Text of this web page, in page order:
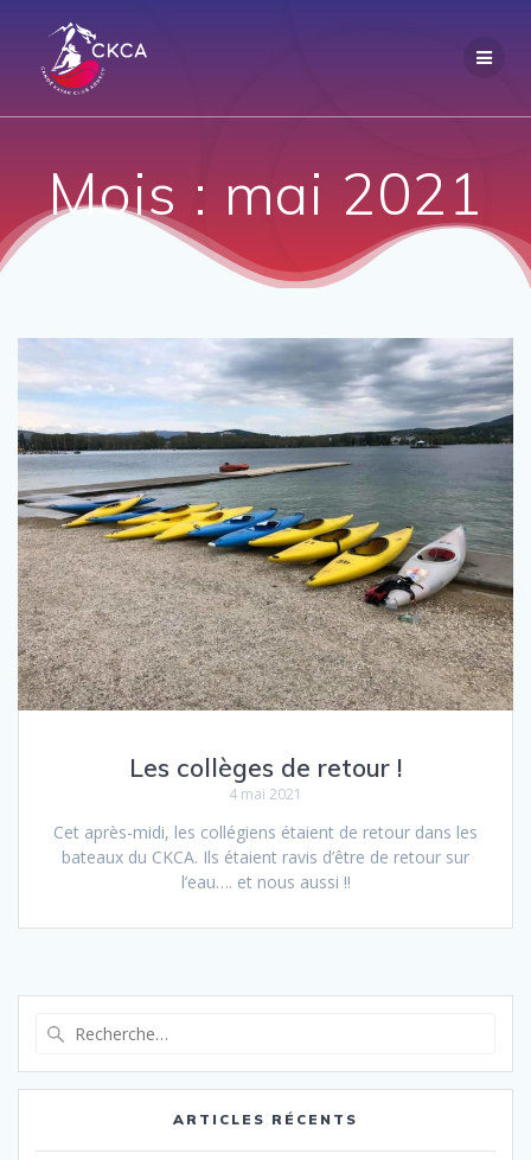
Mois :mai 2021
Les collèges de retour !
4 mai 2021
Cet après-midi, les collégiens étaient de retour dans les
bateaux du CKCA. Ils étaient ravis d’être de retour sur
l’eau…. et nous aussi !!
:
ARTICLES RÉCENTS